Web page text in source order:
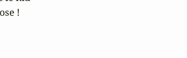
!